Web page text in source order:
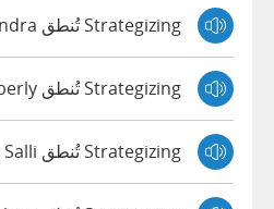
Strategizing تُنطق Kendra
Strategizing تُنطق Kimberly
Strategizing تُنطق Salli